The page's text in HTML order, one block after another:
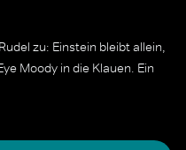
zu: Einstein bleibt allein,
Moody in die Klauen. Ein